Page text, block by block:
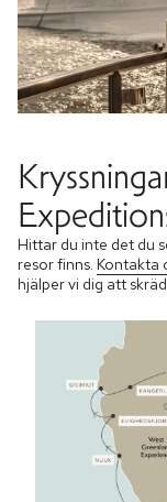
Hittar du inte det du
resor finns. Kontakta
hjälper vi dig att